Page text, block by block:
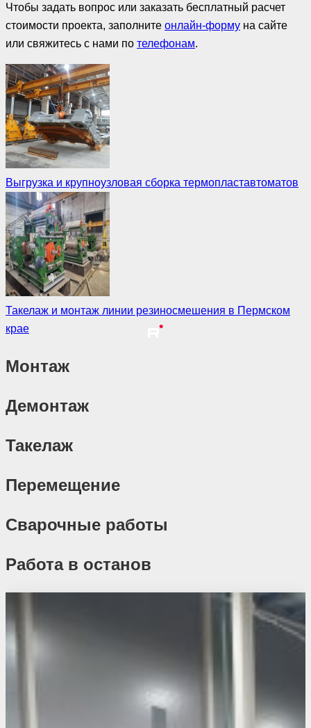
Чтобы задать вопрос или заказать бесплатный расчет
стоимости проекта, заполните онлайн-форму на сайте
или свяжитесь с нами по телефонам.
Выгрузка и крупноузловая сборка термопластавтоматов
Такелаж и монтаж линии резиносмешения в Пермском
крае
Монтаж
Демонтаж
Такелаж
Перемещение
Сварочные работы
Работа в останов